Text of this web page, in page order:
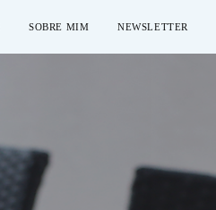
SOBRE MIM NEWSLETTER